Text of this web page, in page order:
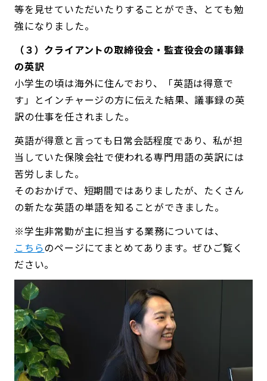
等を見せていただいたりすることができ、とても勉
強になりました。
（３）クライアントの取締役会・監査役会の議事録
の英訳
小学生の頃は海外に住んでおり、「英語は得意で
す」とインチャージの方に伝えた結果、議事録の英
訳の仕事を任されました。
英語が得意と言っても日常会話程度であり、私が担
当していた保険会社で使われる専門用語の英訳には
苦労しました。
そのおかげで、短期間ではありましたが、たくさん
の新たな英語の単語を知ることができました。
※学生非常勤が主に担当する業務については、
こちらのページにてまとめてあります。ぜひご覧く
ださい。